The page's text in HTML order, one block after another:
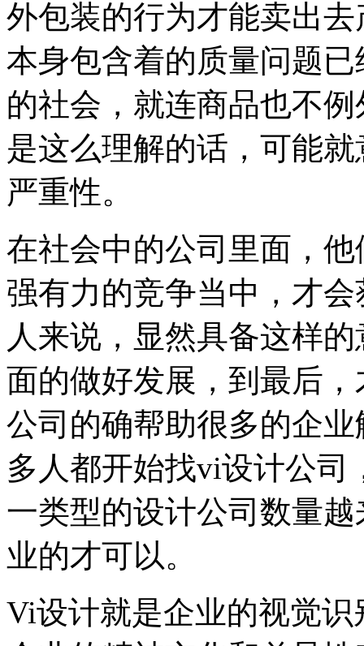
外包装的行为才能卖出
本身包含着的质量问题
的社会，就连商品也不
是这么理解的话，可能
严重性。
在社会中的公司里面，
强有力的竞争当中，才
人来说，显然具备这样
面的做好发展，到最后
公司的确帮助很多的企
多人都开始找vi设计公司
一类型的设计公司数量
业的才可以。
Vi设计就是企业的视觉